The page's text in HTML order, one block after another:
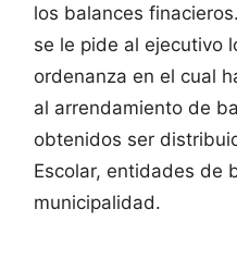
los balances
se le pide al ejecutivo
ordenanza en el cual
al arrendamiento de
obtenidos ser
Escolar, entidades de
municipalidad.